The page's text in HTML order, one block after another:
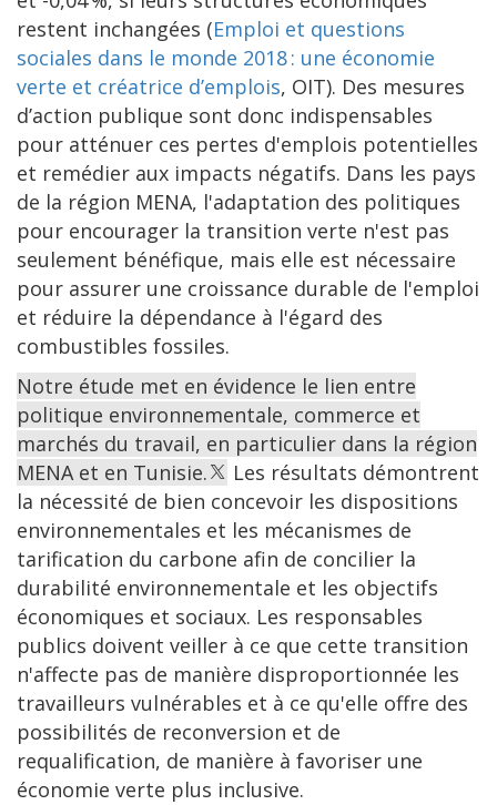
restent inchangées (Emploi et questions
sociales dans le monde 2018 : une économie
verte et créatrice d’emplois, OIT). Des mesures
d’action publique sont donc indispensables
pour atténuer ces pertes d'emplois potentielles
et remédier aux impacts négatifs. Dans les pays
de la région MENA, l'adaptation des politiques
pour encourager la transition verte n'est pas
seulement bénéfique, mais elle est nécessaire
pour assurer une croissance durable de l'emploi
et réduire la dépendance à l'égard des
combustibles fossiles.
Notre étude met en évidence le lien entre
politique environnementale, commerce et
marchés du travail, en particulier dans la région
MENA et en Tunisie.
Les résultats démontrent
la nécessité de bien concevoir les dispositions
environnementales et les mécanismes de
tarification du carbone afin de concilier la
durabilité environnementale et les objectifs
économiques et sociaux. Les responsables
publics doivent veiller à ce que cette transition
n'affecte pas de manière disproportionnée les
travailleurs vulnérables et à ce qu'elle offre des
possibilités de reconversion et de
requalification, de manière à favoriser une
économie verte plus inclusive.